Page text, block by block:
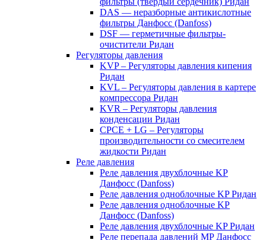
DAS — неразборные антикислотные
фильтры Данфосс (Danfoss)
DSF — герметичные фильтры-
очистители Ридан
Регуляторы давления
KVP – Регуляторы давления кипения
Ридан
KVL – Регуляторы давления в картере
компрессора Ридан
KVR – Регуляторы давления
конденсации Ридан
CPCE + LG – Регуляторы
производительности со смесителем
жидкости Ридан
Реле давления
Реле давления двухблочные KP
Данфосс (Danfoss)
Реле давления одноблочные KP Ридан
Реле давления одноблочные KP
Данфосс (Danfoss)
Реле давления двухблочные KP Ридан
Реле перепада давлений MP Данфосс